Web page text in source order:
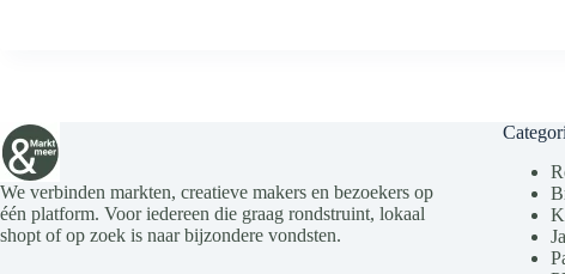
We verbinden markten, creatieve makers en bezoekers op
één platform. Voor iedereen die graag rondstruint, lokaal
shopt of op zoek is naar bijzondere vondsten.